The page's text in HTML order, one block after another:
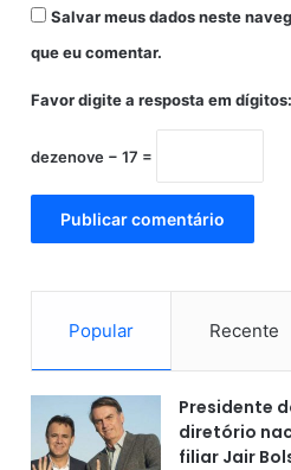
Salvar meus dados neste
que eu comentar.
Favor digite a resposta em dígitos:
dezenove − 17 =
Popular Recente
Presidente
diretório
filiar Jair